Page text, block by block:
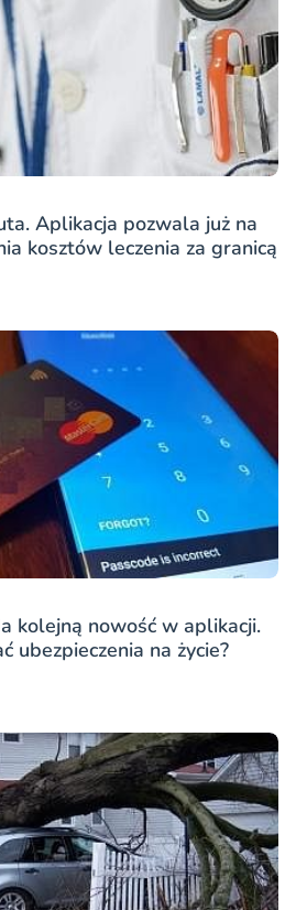
Aplikacja pozwala już na
kosztów leczenia za granicą
kolejną nowość w aplikacji.
ubezpieczenia na życie?